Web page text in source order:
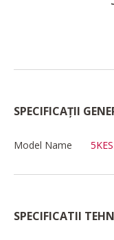
SPECIFICAȚII
Model Name
SPECIFICATII